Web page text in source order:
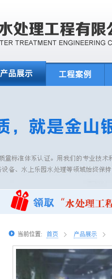
产品展示 工程案例
当前位置: 首页 产品展示